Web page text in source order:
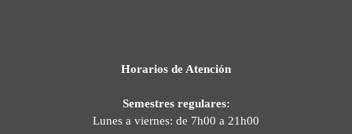
Horarios de Atención
Semestres regulares:
Lunes a viernes: de 7h00 a 21h00